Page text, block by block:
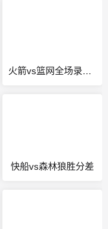
火箭vs篮网全场录像回放
快船vs森林狼胜分差